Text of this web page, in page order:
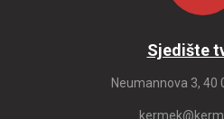
Sjedište
Neumannova 3, 40